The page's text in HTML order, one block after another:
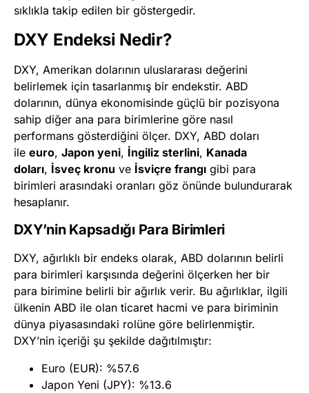
sıklıkla takip edilen bir göstergedir.
DXY Endeksi Nedir?
DXY, Amerikan dolarının uluslararası değerini
belirlemek için tasarlanmış bir endekstir. ABD
dolarının, dünya ekonomisinde güçlü bir pozisyona
sahip diğer ana para birimlerine göre nasıl
performans gösterdiğini ölçer. DXY, ABD doları
ile euro, Japon yeni, İngiliz sterlini, Kanada
doları, İsveç kronu ve İsviçre frangı gibi para
birimleri arasındaki oranları göz önünde bulundurarak
hesaplanır.
DXY’nin Kapsadığı Para Birimleri
DXY, ağırlıklı bir endeks olarak, ABD dolarının belirli
para birimleri karşısında değerini ölçerken her bir
para birimine belirli bir ağırlık verir. Bu ağırlıklar, ilgili
ülkenin ABD ile olan ticaret hacmi ve para biriminin
dünya piyasasındaki rolüne göre belirlenmiştir.
DXY’nin içeriği şu şekilde dağıtılmıştır:
Euro (EUR): %57.6
Japon Yeni (JPY): %13.6